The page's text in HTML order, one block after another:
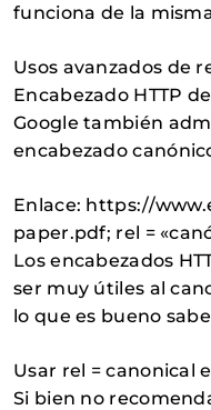
funciona de la
Usos avanzados de
Encabezado HTTP
Google también
encabezado
Enlace: https://
paper.pdf; rel =
Los encabezados
ser muy útiles al
lo que es bueno
Usar rel = canonical
Si bien no